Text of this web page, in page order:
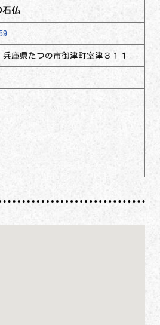
仏
兵庫県たつの市御津町室津３１１